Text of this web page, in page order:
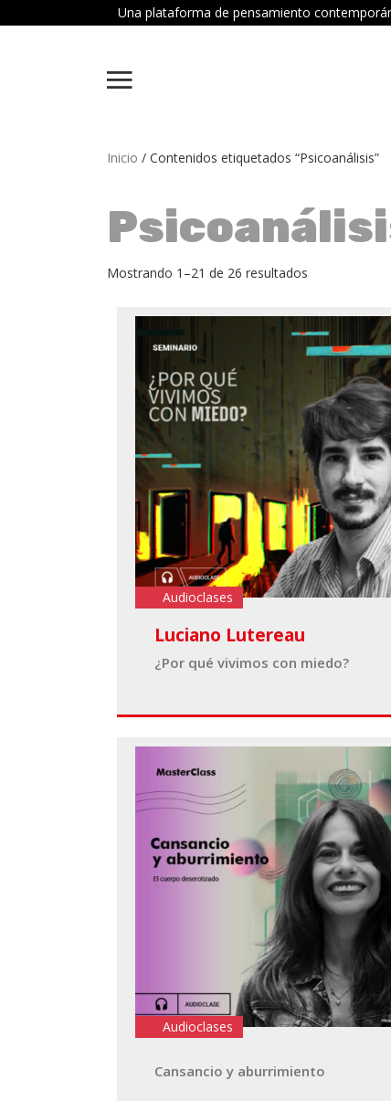
Una plataforma de pensamiento
Inicio / Contenidos etiquetados “Psicoanálisis”
Mostrando 1–21 de 26 resultados
Audioclases
Luciano Lutereau
¿Por qué vivimos con miedo?
Audioclases
Cansancio y aburrimiento